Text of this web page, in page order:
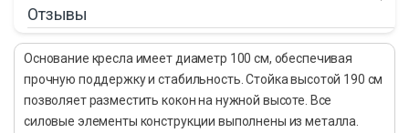
Отзывы
Основание кресла имеет диаметр 100 см, обеспечивая
прочную поддержку и стабильность. Стойка высотой 190 см
позволяет разместить кокон на нужной высоте. Все
силовые элементы конструкции выполнены из металла.